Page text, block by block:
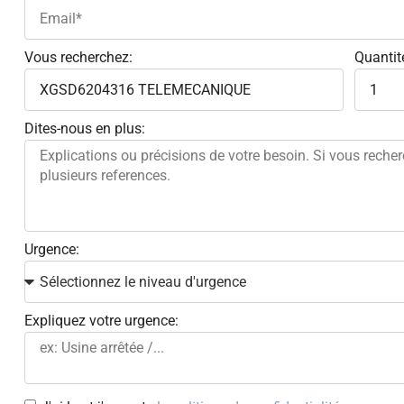
Vous recherchez:
Dites-nous en plus:
Urgence:
Expliquez votre urgence: